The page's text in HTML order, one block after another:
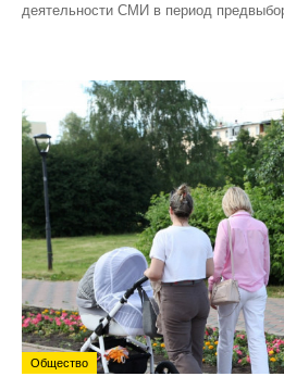
деятельности СМИ в период
Общество